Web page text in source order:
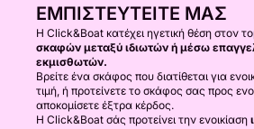
ΕΜΠΙΣΤΕΥΤΕΊΤΕ ΜΑΣ
Η Click&Boat κατέχει ηγετική θέση στον
σκαφών μεταξύ ιδιωτών ή μέσω
εκμισθωτών.
Βρείτε ένα σκάφος που διατίθεται για
τιμή, ή προτείνετε το σκάφος σας προς
αποκομίσετε έξτρα κέρδος.
Η Click&Boat σάς προτείνει την ενοικίαση